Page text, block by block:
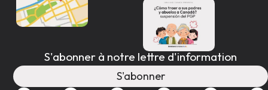
S'abonner à notre lettre d'information
S'abonner